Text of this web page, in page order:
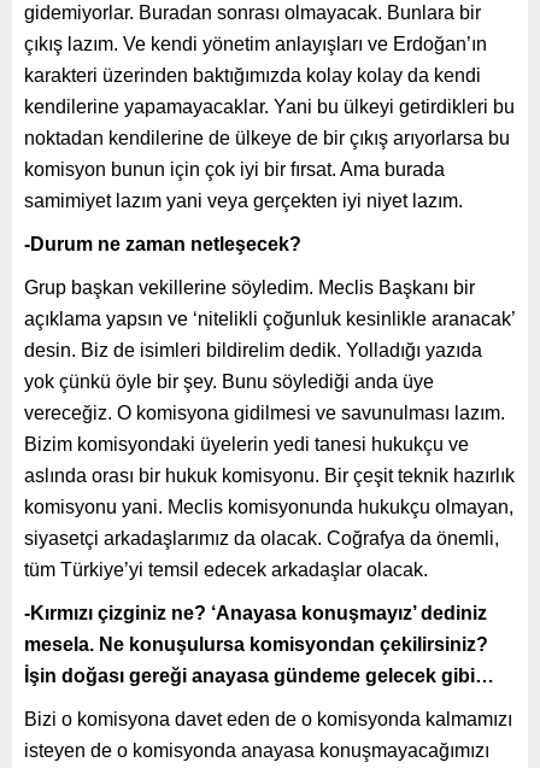
gidemiyorlar. Buradan sonrası olmayacak. Bunlara bir
çıkış lazım. Ve kendi yönetim anlayışları ve Erdoğan’ın
karakteri üzerinden baktığımızda kolay kolay da kendi
kendilerine yapamayacaklar. Yani bu ülkeyi getirdikleri bu
noktadan kendilerine de ülkeye de bir çıkış arıyorlarsa bu
komisyon bunun için çok iyi bir fırsat. Ama burada
samimiyet lazım yani veya gerçekten iyi niyet lazım.
-Durum ne zaman netleşecek?
Grup başkan vekillerine söyledim. Meclis Başkanı bir
açıklama yapsın ve ‘nitelikli çoğunluk kesinlikle aranacak’
desin. Biz de isimleri bildirelim dedik. Yolladığı yazıda
yok çünkü öyle bir şey. Bunu söylediği anda üye
vereceğiz. O komisyona gidilmesi ve savunulması lazım.
Bizim komisyondaki üyelerin yedi tanesi hukukçu ve
aslında orası bir hukuk komisyonu. Bir çeşit teknik hazırlık
komisyonu yani. Meclis komisyonunda hukukçu olmayan,
siyasetçi arkadaşlarımız da olacak. Coğrafya da önemli,
tüm Türkiye’yi temsil edecek arkadaşlar olacak.
-Kırmızı çizginiz ne? ‘Anayasa konuşmayız’ dediniz
mesela. Ne konuşulursa komisyondan çekilirsiniz?
İşin doğası gereği anayasa gündeme gelecek gibi…
Bizi o komisyona davet eden de o komisyonda kalmamızı
isteyen de o komisyonda anayasa konuşmayacağımızı